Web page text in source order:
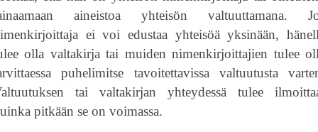
aineistoa yhteisön valtuuttamana.
ei voi edustaa yhteisöä yksinään,
olla valtakirja tai muiden nimenkirjoittajien tulee
puhelimitse tavoitettavissa valtuutusta
tai valtakirjan yhteydessä tulee
pitkään se on voimassa.